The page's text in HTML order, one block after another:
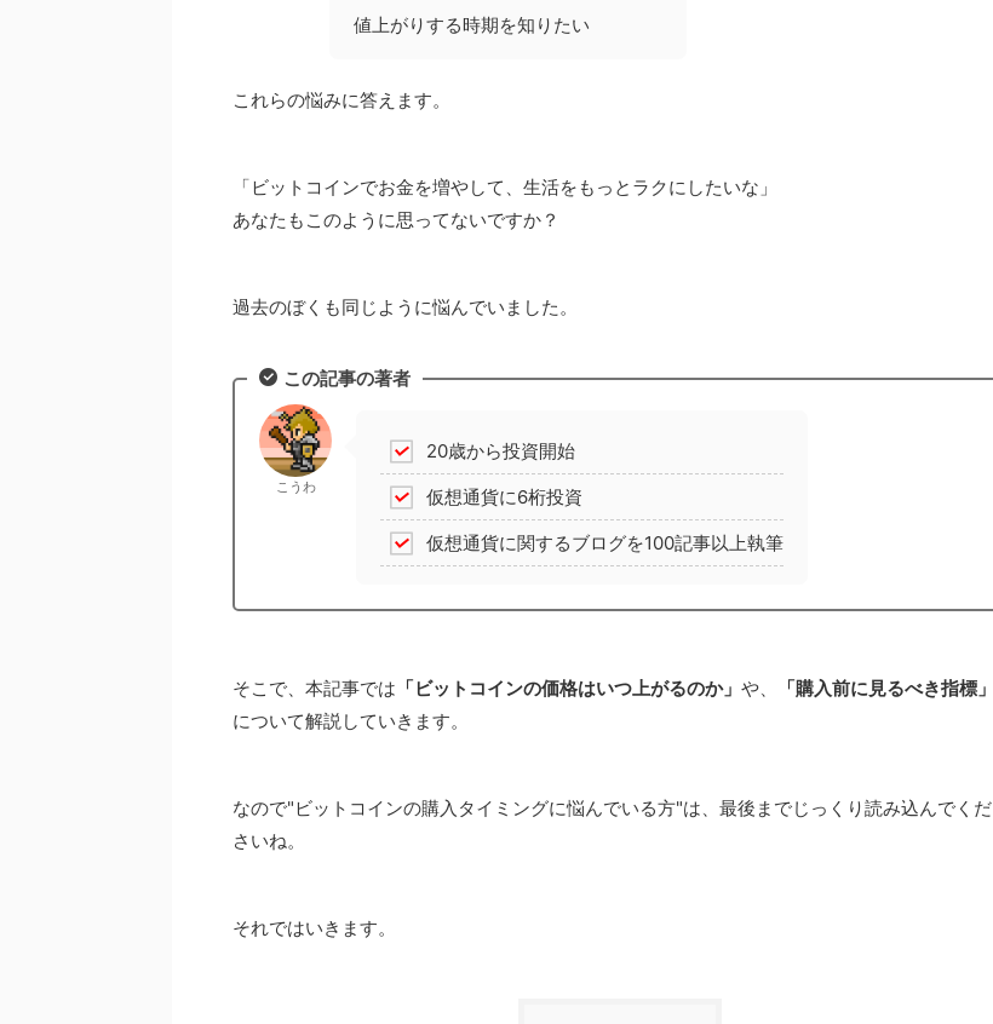
値上がりする時期を知りたい
これらの悩みに答えます。
「ビットコインでお金を増やして、生活をもっとラクにしたいな」
あなたもこのように思ってないですか？
過去のぼくも同じように悩んでいました。
この記事の著者
こうわ
20歳から投資開始
仮想通貨に6桁投資
仮想通貨に関するブログを100記事以上執筆
そこで、本記事では 「ビットコインの価格はいつ上がるのか」 や、
「購入前に見るべき指標」
について解説していきます。
なので"ビットコインの購入タイミングに悩んでいる方"は、最後までじっくり読み込んでくだ
さいね。
それではいきます。